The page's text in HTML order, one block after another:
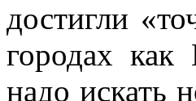
достигли
городах
надо искать